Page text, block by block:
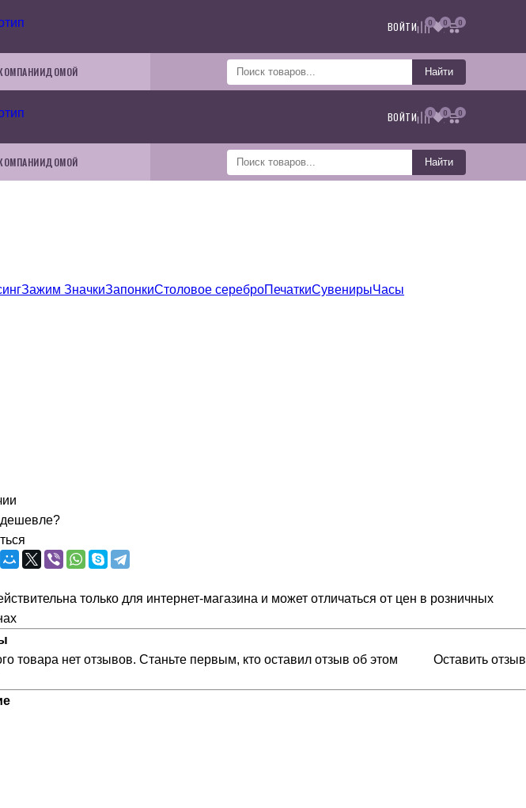
ВОЙТИ 0 0 0
ДОМОЙ Найти
ВОЙТИ 0 0 0
ДОМОЙ Найти
Зажим ЗначкиЗапонкиСтоловое сереброПечаткиСувенирыЧасы
только для интернет-магазина и может отличаться от цен в розничных
Оставить отзыв
товара нет отзывов. Станьте первым, кто оставил отзыв об этом